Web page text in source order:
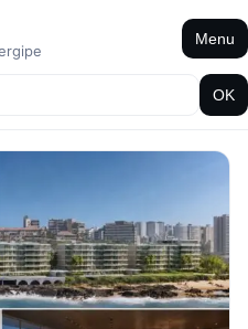
Menu
OK